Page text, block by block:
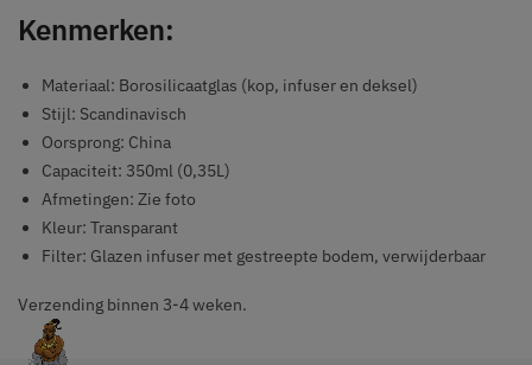
Kenmerken:
Materiaal: Borosilicaatglas (kop, infuser en deksel)
Stijl: Scandinavisch
Oorsprong: China
Capaciteit: 350ml (0,35L)
Afmetingen: Zie foto
Kleur: Transparant
Filter: Glazen infuser met gestreepte bodem, verwijderbaar
Verzending binnen 3-4 weken.